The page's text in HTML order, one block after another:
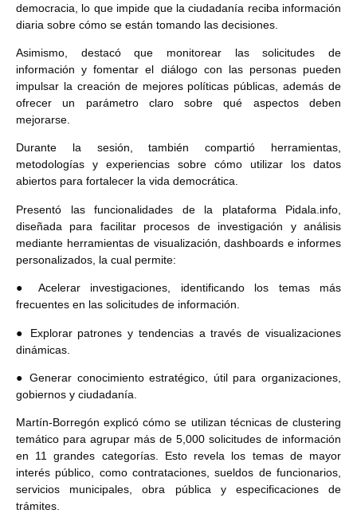
democracia, lo que impide que la ciudadanía reciba información
diaria sobre cómo se están tomando las decisiones.
Asimismo, destacó que monitorear las solicitudes de
información y fomentar el diálogo con las personas pueden
impulsar la creación de mejores políticas públicas, además de
ofrecer un parámetro claro sobre qué aspectos deben
mejorarse.
Durante la sesión, también compartió herramientas,
metodologías y experiencias sobre cómo utilizar los datos
abiertos para fortalecer la vida democrática.
Presentó las funcionalidades de la plataforma Pidala.info,
diseñada para facilitar procesos de investigación y análisis
mediante herramientas de visualización, dashboards e informes
personalizados, la cual permite:
● Acelerar investigaciones, identificando los temas más
frecuentes en las solicitudes de información.
● Explorar patrones y tendencias a través de visualizaciones
dinámicas.
● Generar conocimiento estratégico, útil para organizaciones,
gobiernos y ciudadanía.
Martín-Borregón explicó cómo se utilizan técnicas de clustering
temático para agrupar más de 5,000 solicitudes de información
en 11 grandes categorías. Esto revela los temas de mayor
interés público, como contrataciones, sueldos de funcionarios,
servicios municipales, obra pública y especificaciones de
trámites.